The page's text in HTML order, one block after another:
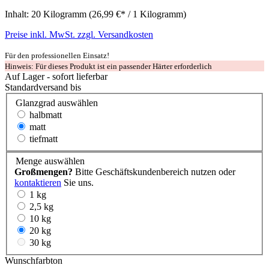
Inhalt: 20 Kilogramm (26,99 €* / 1 Kilogramm)
Preise inkl. MwSt. zzgl. Versandkosten
Für den professionellen Einsatz!
Hinweis: Für dieses Produkt ist ein passender Härter erforderlich
Auf Lager - sofort lieferbar
Standardversand bis
Glanzgrad auswählen
halbmatt
matt
tiefmatt
Menge auswählen
Großmengen? Bitte Geschäftskundenbereich nutzen oder
kontaktieren Sie uns.
1 kg
2,5 kg
10 kg
20 kg
30 kg
Wunschfarbton